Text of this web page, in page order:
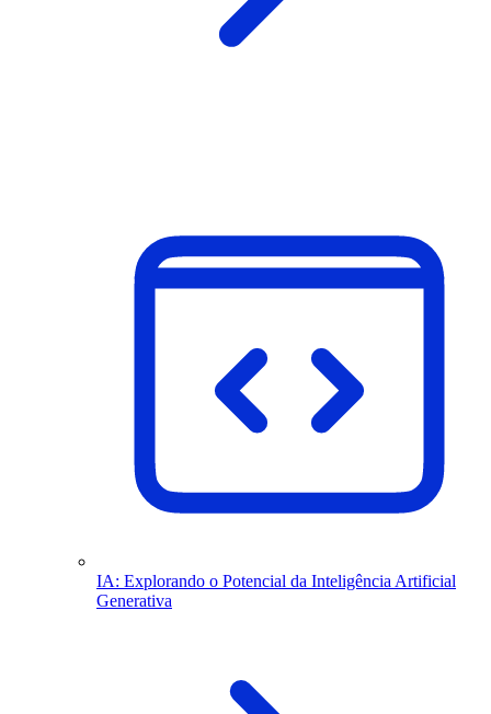
IA: Explorando o Potencial da Inteligência Artificial
Generativa